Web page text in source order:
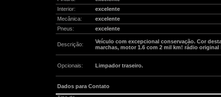
Interior:
excelente
Mecânica:
excelente
Pneus:
excelente
Descrição:
Veículo com excepcional conservação. Cor
marchas, motor 1.6 com 2 mil km! rádio original
Opcionais: Limpador traseiro.
Dados para Contato